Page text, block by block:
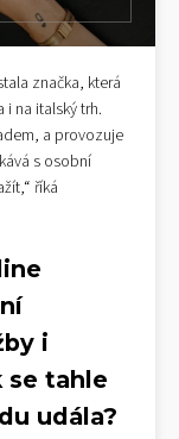
značka, která
na italský trh.
a provozuje
s osobní
říká
i
se tahle
udála?